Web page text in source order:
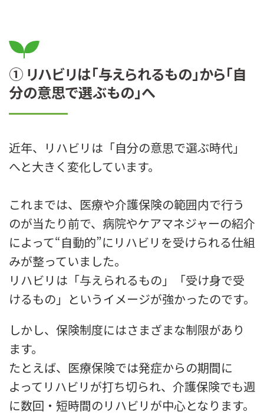
① リハビリは「与えられるもの」から「自
分の意思で選ぶもの」へ
近年、リハビリは「自分の意思で選ぶ時代」
へと大きく変化しています。
これまでは、医療や介護保険の範囲内で行う
のが当たり前で、病院やケアマネジャーの紹介
によって“自動的”にリハビリを受けられる仕組
みが整っていました。
リハビリは「与えられるもの」「受け身で受
けるもの」というイメージが強かったのです。
しかし、保険制度にはさまざまな制限があり
ます。
たとえば、医療保険では発症からの期間に
よってリハビリが打ち切られ、介護保険でも週
に数回・短時間のリハビリが中心となります。